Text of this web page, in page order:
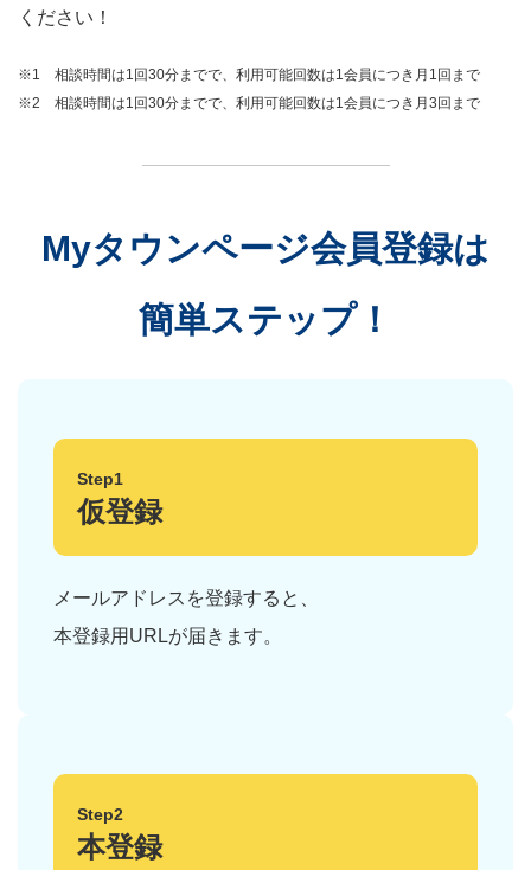
ください！
※1 相談時間は1回30分までで、利用可能回数は1会員につき月1回まで
※2 相談時間は1回30分までで、利用可能回数は1会員につき月3回まで
Myタウンページ会員登録は
簡単ステップ！
Step1
仮登録
メールアドレスを登録すると、
本登録用URLが届きます。
Step2
本登録